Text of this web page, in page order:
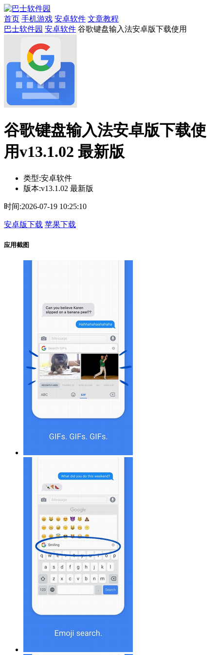
首页 手机游戏 安卓软件 文章教程
巴士软件园 安卓软件 谷歌键盘输入法安卓版下载使用
谷歌键盘输入法安卓版下载使
用v13.1.02 最新版
类型:安卓软件
版本:v13.1.02 最新版
时间:2026-07-19 10:25:10
安卓版下载 苹果下载
应用截图